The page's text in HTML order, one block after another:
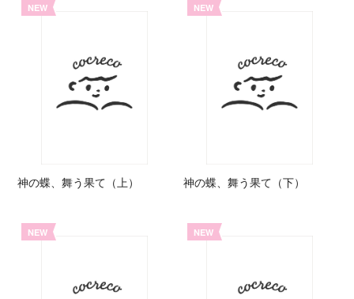
NEW
神の蝶、舞う果て（上）
NEW
神の蝶、舞う果て（下）
NEW NEW